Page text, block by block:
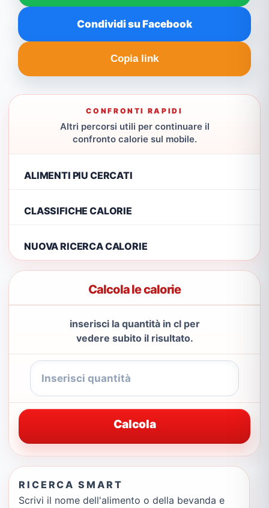
Condividi su Facebook
Copia link
CONFRONTI RAPIDI
Altri percorsi utili per continuare il
confronto calorie sul mobile.
ALIMENTI PIU CERCATI
CLASSIFICHE CALORIE
NUOVA RICERCA CALORIE
Calcola le calorie
inserisci la quantità in cl per
vedere subito il risultato.
Calcola
RICERCA SMART
Scrivi il nome dell'alimento o della bevanda e